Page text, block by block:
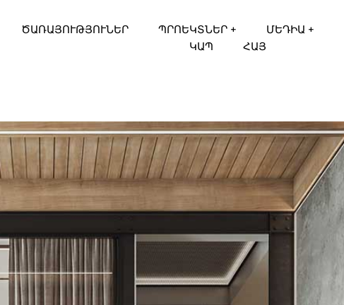
ԾԱՌԱՅՈՒԹՅՈՒՆԵՐ ՊՐՈԵԿՏՆԵՐ + ՄԵԴԻԱ +
ԿԱՊ
ՀԱՅ